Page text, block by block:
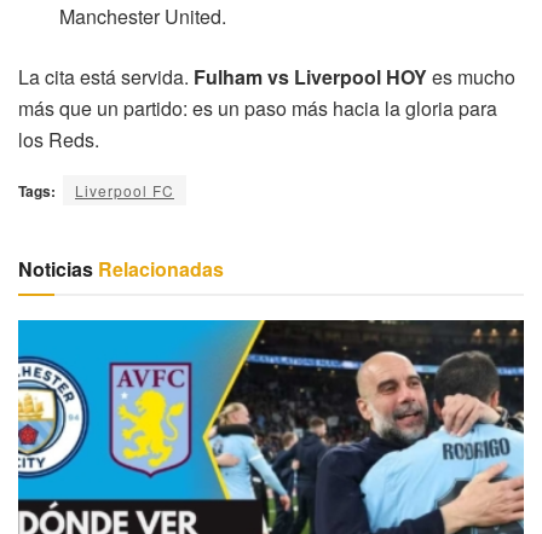
Manchester United.
La cita está servida. Fulham vs Liverpool HOYes mucho
más que un partido: es un paso más hacia la gloria para
los Reds.
Tags: Liverpool FC
Noticias Relacionadas